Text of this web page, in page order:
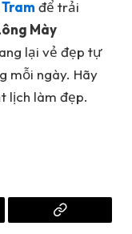
để trải
Mày
lại vẻ đẹp tự
mỗi ngày. Hãy
lịch làm đẹp.
Copy